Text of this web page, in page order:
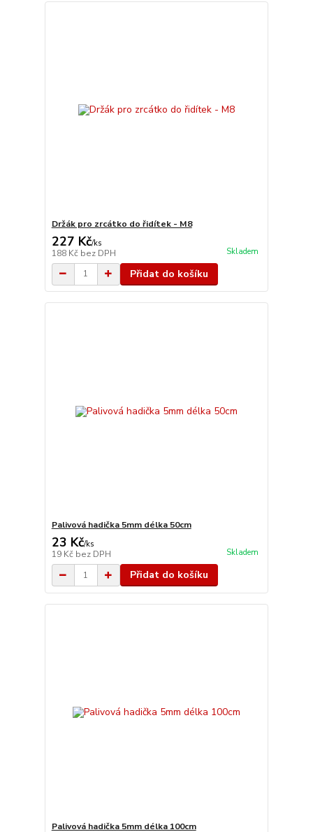
Držák pro zrcátko do řidítek - M8
227 Kč/ks
188 Kč bez DPH Skladem
Přidat do košíku
Palivová hadička 5mm délka 50cm
23 Kč/ks
19 Kč bez DPH Skladem
Přidat do košíku
Palivová hadička 5mm délka 100cm